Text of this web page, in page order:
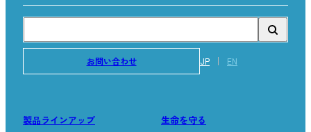
お問い合わせ JP EN
製品ラインアップ 生命を守る